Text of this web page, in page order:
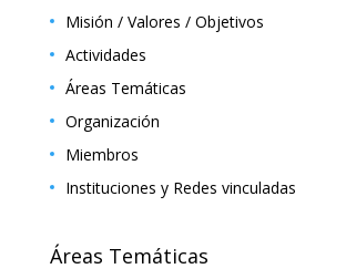
Misión / Valores / Objetivos
Actividades
Áreas Temáticas
Organización
Miembros
Instituciones y Redes vinculadas
Áreas Temáticas